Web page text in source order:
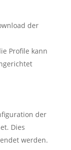
der
Profile kann
der
Dies
werden.